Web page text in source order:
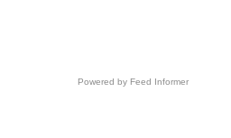
Powered by Feed Informer